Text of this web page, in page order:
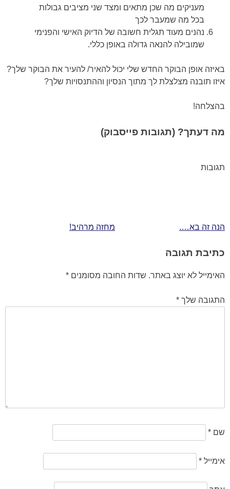
מעניקים מה שכן מתאים ומצד שני מציבים גבולות
בכל מה שמעבר לכך
נהנים מעוד תגלית חשובה של הדיוק האישי והפנימי
שמובילה להנאה גדולה באופן כללי.
באיזה אופן הבוקר החדש שלי יכול להאיר/ להעיר את הבוקר שלך?
איזו תובנה מצלצלת לך מתוך הנסיון וההתנסויות שלך?
בהצלחה!
מה דעתך? (תגובות פייסבוק)
תגובות
ניווט מחזה מרהיב! הנה זה בא….
כתיבת תגובה
האימייל לא יוצג באתר. שדות החובה מסומנים *
התגובה שלך *
שם *
אימייל *